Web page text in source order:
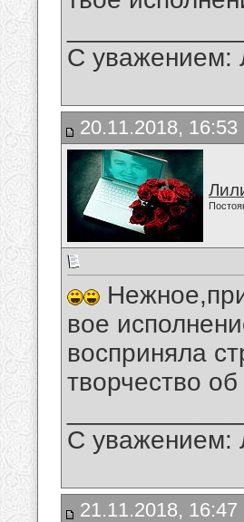
С уважением:
20.11.2018, 16:53
вое
восприняла
творчество
С уважением:
21.11.2018, 16:47